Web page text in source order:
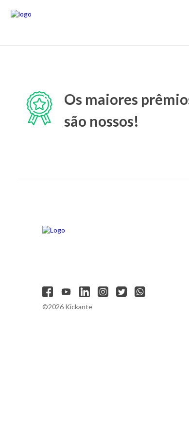
Os maiores
são nossos!
©2026 Kickante